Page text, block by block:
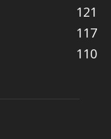
121
117
110